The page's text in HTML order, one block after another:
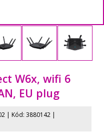
W6x, wifi 6
EU plug
| Kód: 3880142 |